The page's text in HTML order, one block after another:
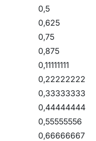
0,5
0,625
0,75
0,875
0,11111111
0,22222222
0,33333333
0,44444444
0,55555556
0,66666667